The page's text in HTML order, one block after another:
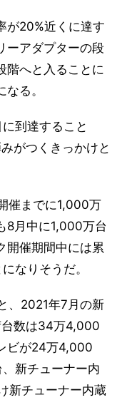
が20%近くに達す
ーアダプターの段
階へと入ることに
る。
到達すること
がつくきっかけと
催までに1,000万
8月中に1,000万台
開催期間中には累
なりそうだ。
、2021年7月の新
台数は34万4,000
ビが24万4,000
新チューナー内
新チューナー内蔵